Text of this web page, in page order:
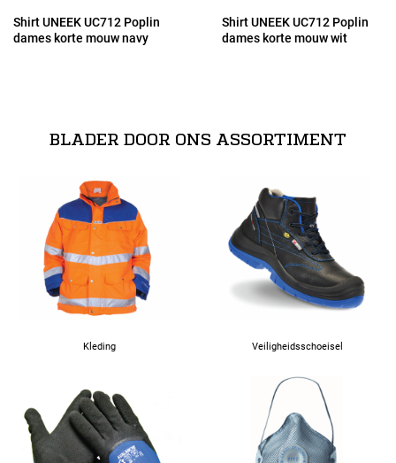
2XL
Shirt UNEEK UC712 Poplin
dames korte mouw navy
Shirt UNEEK UC712 Poplin
dames korte mouw wit
BLADER DOOR ONS ASSORTIMENT
Kleding Veiligheidsschoeisel